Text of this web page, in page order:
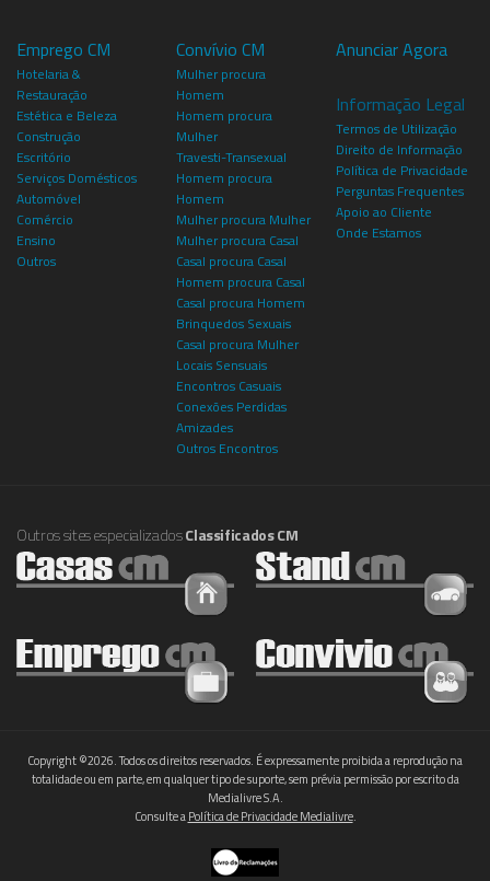
Emprego CM
Hotelaria &
Restauração
Estética e Beleza
Construção
Escritório
Serviços Domésticos
Automóvel
Comércio
Ensino
Outros
Convívio CM
Mulher procura
Homem
Homem procura
Mulher
Travesti-Transexual
Homem procura
Homem
Mulher procura Mulher
Mulher procura Casal
Casal procura Casal
Homem procura Casal
Casal procura Homem
Brinquedos Sexuais
Casal procura Mulher
Locais Sensuais
Encontros Casuais
Conexões Perdidas
Amizades
Outros Encontros
Anunciar Agora
Informação Legal
Termos de Utilização
Direito de Informação
Política de Privacidade
Perguntas Frequentes
Apoio ao Cliente
Onde Estamos
Outros sites especializadosClassificados CM
Copyright ©2026. Todos os direitos reservados. É expressamente proibida a reprodução na
totalidade ou em parte, em qualquer tipo de suporte, sem prévia permissão por escrito da
Medialivre S.A.
Consulte aPolítica de Privacidade Medialivre.